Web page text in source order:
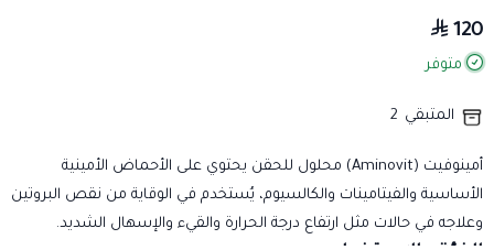
120
متوفر
المتبقي 2
أمينوفيت (Aminovit) محلول للحقن يحتوي على الأحماض الأمينية
الأساسية والفيتامينات والكالسيوم، يُستخدم في الوقاية من نقص البروتين
وعلاجه في حالات مثل ارتفاع درجة الحرارة والقيء والإسهال الشديد.